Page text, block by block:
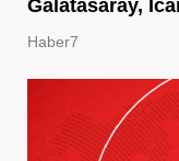
Galatasaray,
Haber7